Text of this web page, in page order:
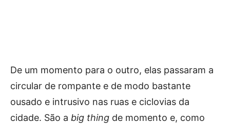
De um momento para o outro, elas passaram a
circular de rompante e de modo bastante
ousado e intrusivo nas ruas e ciclovias da
cidade. São a big thing de momento e, como